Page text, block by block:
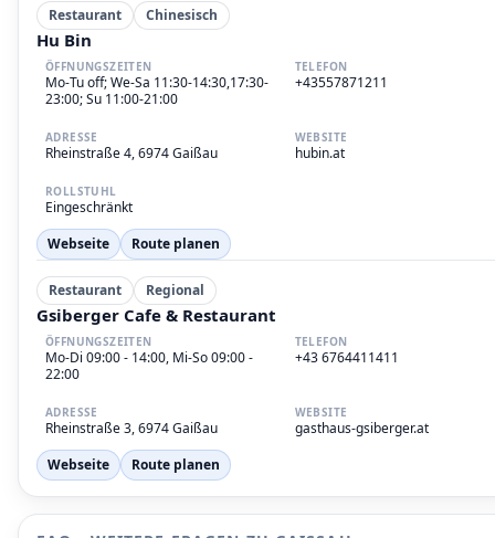
Restaurant Chinesisch
Hu Bin
ÖFFNUNGSZEITEN
Mo-Tu off; We-Sa 11:30-14:30,17:30-
23:00; Su 11:00-21:00
TELEFON
+43557871211
ADRESSE
Rheinstraße 4, 6974 Gaißau
WEBSITE
hubin.at
ROLLSTUHL
Eingeschränkt
Webseite
Route planen
Restaurant Regional
Gsiberger Cafe & Restaurant
ÖFFNUNGSZEITEN
Mo-Di 09:00 - 14:00, Mi-So 09:00 -
22:00
TELEFON
+43 6764411411
ADRESSE
Rheinstraße 3, 6974 Gaißau
WEBSITE
gasthaus-gsiberger.at
Webseite
Route planen